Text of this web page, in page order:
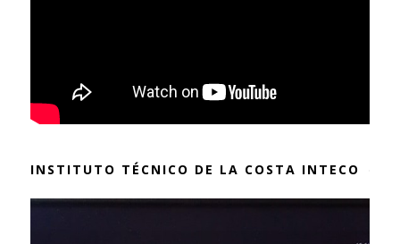
INSTITUTO TÉCNICO DE LA COSTA INTECO